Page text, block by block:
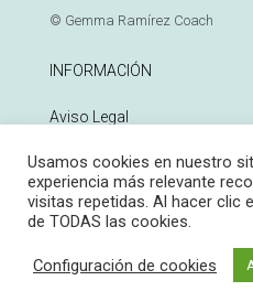
© Gemma Ramírez Coach
INFORMACIÓN
Aviso Legal
Política de Privacidad
Política de Cookies
Usamos cookies en nuestro
experiencia más relevante
visitas repetidas. Al hacer clic
de TODAS las cookies.
Configuración de cookies